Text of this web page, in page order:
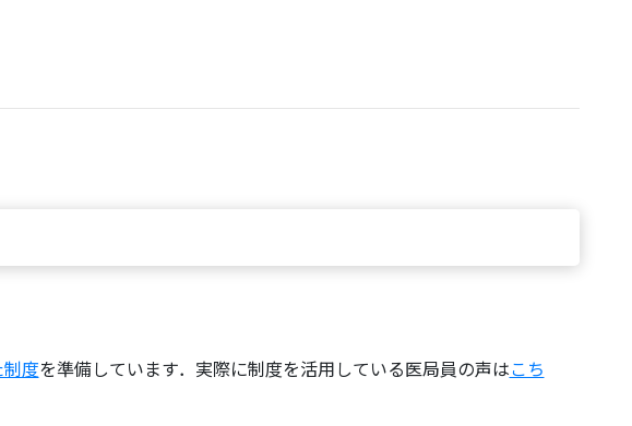
度を準備しています．実際に制度を活用している医局員の声はこち